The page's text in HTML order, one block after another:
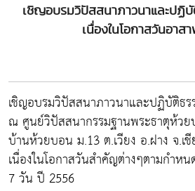
เชิญอบรมวิปัสสนาภาวนาและปฏิ
เนื่องในโอกาสวันอาส
เชิญอบรมวิปัสสนาภาวนาและปฏิบัติธ
ณ ศูนย์วิปัสสนากรรมฐานพระธาตุห้วย
บ้านห้วยบอน ม.13 ต.เวียง อ.ฝาง จ.เ
เนื่องในโอกาสวันสำคัญต่างๆตามกำห
7 วัน ปี 2556